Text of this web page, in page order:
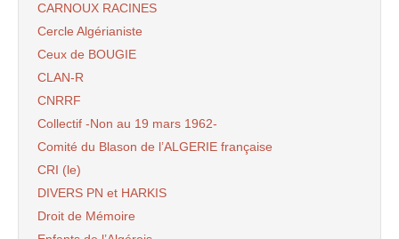
CARNOUX RACINES
Cercle Algérianiste
Ceux de BOUGIE
CLAN-R
CNRRF
Collectif -Non au 19 mars 1962-
Comité du Blason de l’ALGERIE française
CRI (le)
DIVERS PN et HARKIS
Droit de Mémoire